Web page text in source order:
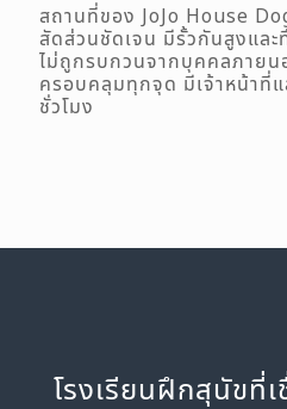
สถานที่ของ JoJo House
สัดส่วนชัดเจน มีรั้วกันสูงและ
ไม่ถูกรบกวนจากบุคคลภายน
ครอบคลุมทุกจุด มีเจ้าหน้าที่
ชั่วโมง
โรงเรียนฝึกสุนัขที่